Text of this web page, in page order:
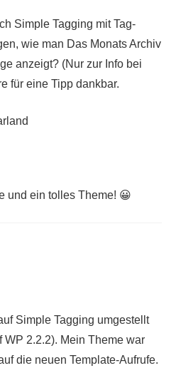
Simple Tagging mit Tag-
wie man Das Monats Archiv
anzeigt? (Nur zur Info bei
für eine Tipp dankbar.
und ein tolles Theme! 😀
Simple Tagging umgestellt
2.2.2). Mein Theme war
die neuen Template-Aufrufe.